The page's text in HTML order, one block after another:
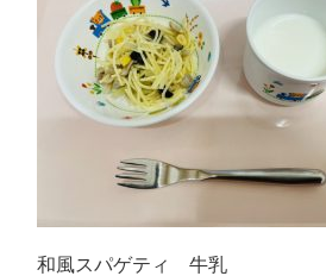
和風スパゲティ 牛乳